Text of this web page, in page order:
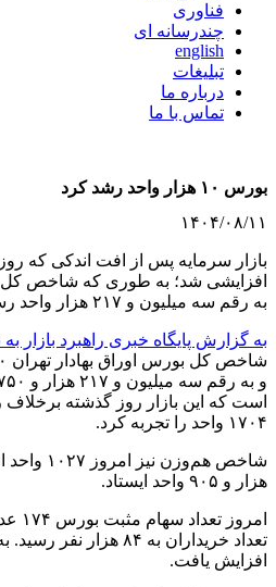
فناوری
چندرسانه ای
english
تبلیغات
درباره ما
تماس با ما
بورس ۱۰ هزار واحد رشد کرد
۱۴۰۴/۰۸/۱۱
بازار سرمایه پس از افت اندکی که
به رقم سه میلیون و ۲۱۷ هزار واحد رسید.
به گزارش پایگاه خبری راهبرد بازار به
است که این بازار روز گذشته برخلاف
۱۷۰۴ واحد را تجربه کرد.
هزار و ۹۰۵ واحد ایستاد.
افزایش یافت.